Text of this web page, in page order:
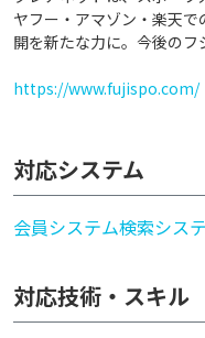
ヤフー・アマゾン・楽天
開を新たな力に。今後のフ
https://www.fujispo.com/
対応システム
会員システム検索シス
対応技術・スキル